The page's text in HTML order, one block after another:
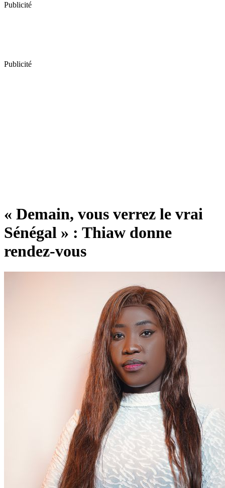
Publicité
Publicité
« Demain, vous verrez le vrai
Sénégal » : Thiaw donne
rendez-vous